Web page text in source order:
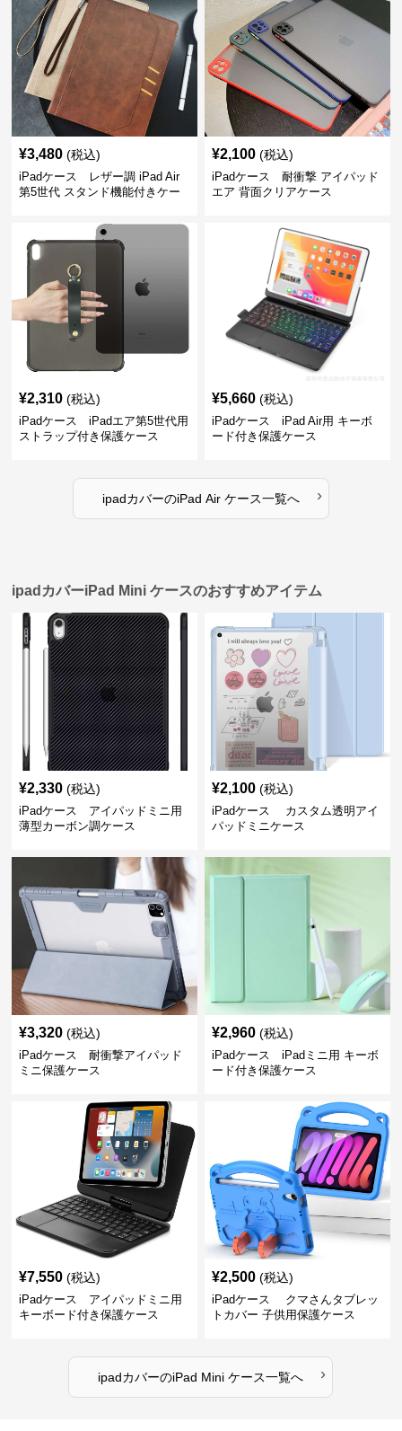
¥3,480 (税込)
iPadケース レザー調 iPad Air
第5世代 スタンド機能付きケー
¥2,100 (税込)
iPadケース 耐衝撃 アイパッド
エア 背面クリアケース
¥2,310 (税込)
iPadケース iPadエア第5世代用
ストラップ付き保護ケース
¥5,660 (税込)
iPadケース iPad Air用 キーボ
ード付き保護ケース
ipadカバーのiPad Air ケース一覧へ ›
ipadカバーiPad Mini ケースのおすすめアイテム
¥2,330 (税込)
iPadケース アイパッドミニ用
薄型カーボン調ケース
¥2,100 (税込)
iPadケース カスタム透明アイ
パッドミニケース
¥3,320 (税込)
iPadケース 耐衝撃アイパッド
ミニ保護ケース
¥2,960 (税込)
iPadケース iPadミニ用 キーボ
ード付き保護ケース
¥7,550 (税込)
iPadケース アイパッドミニ用
キーボード付き保護ケース
¥2,500 (税込)
iPadケース クマさんタブレッ
トカバー 子供用保護ケース
ipadカバーのiPad Mini ケース一覧へ ›